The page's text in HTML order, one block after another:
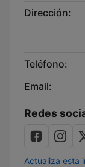
Dirección:
Teléfono:
Email:
Redes
Actualiza esta